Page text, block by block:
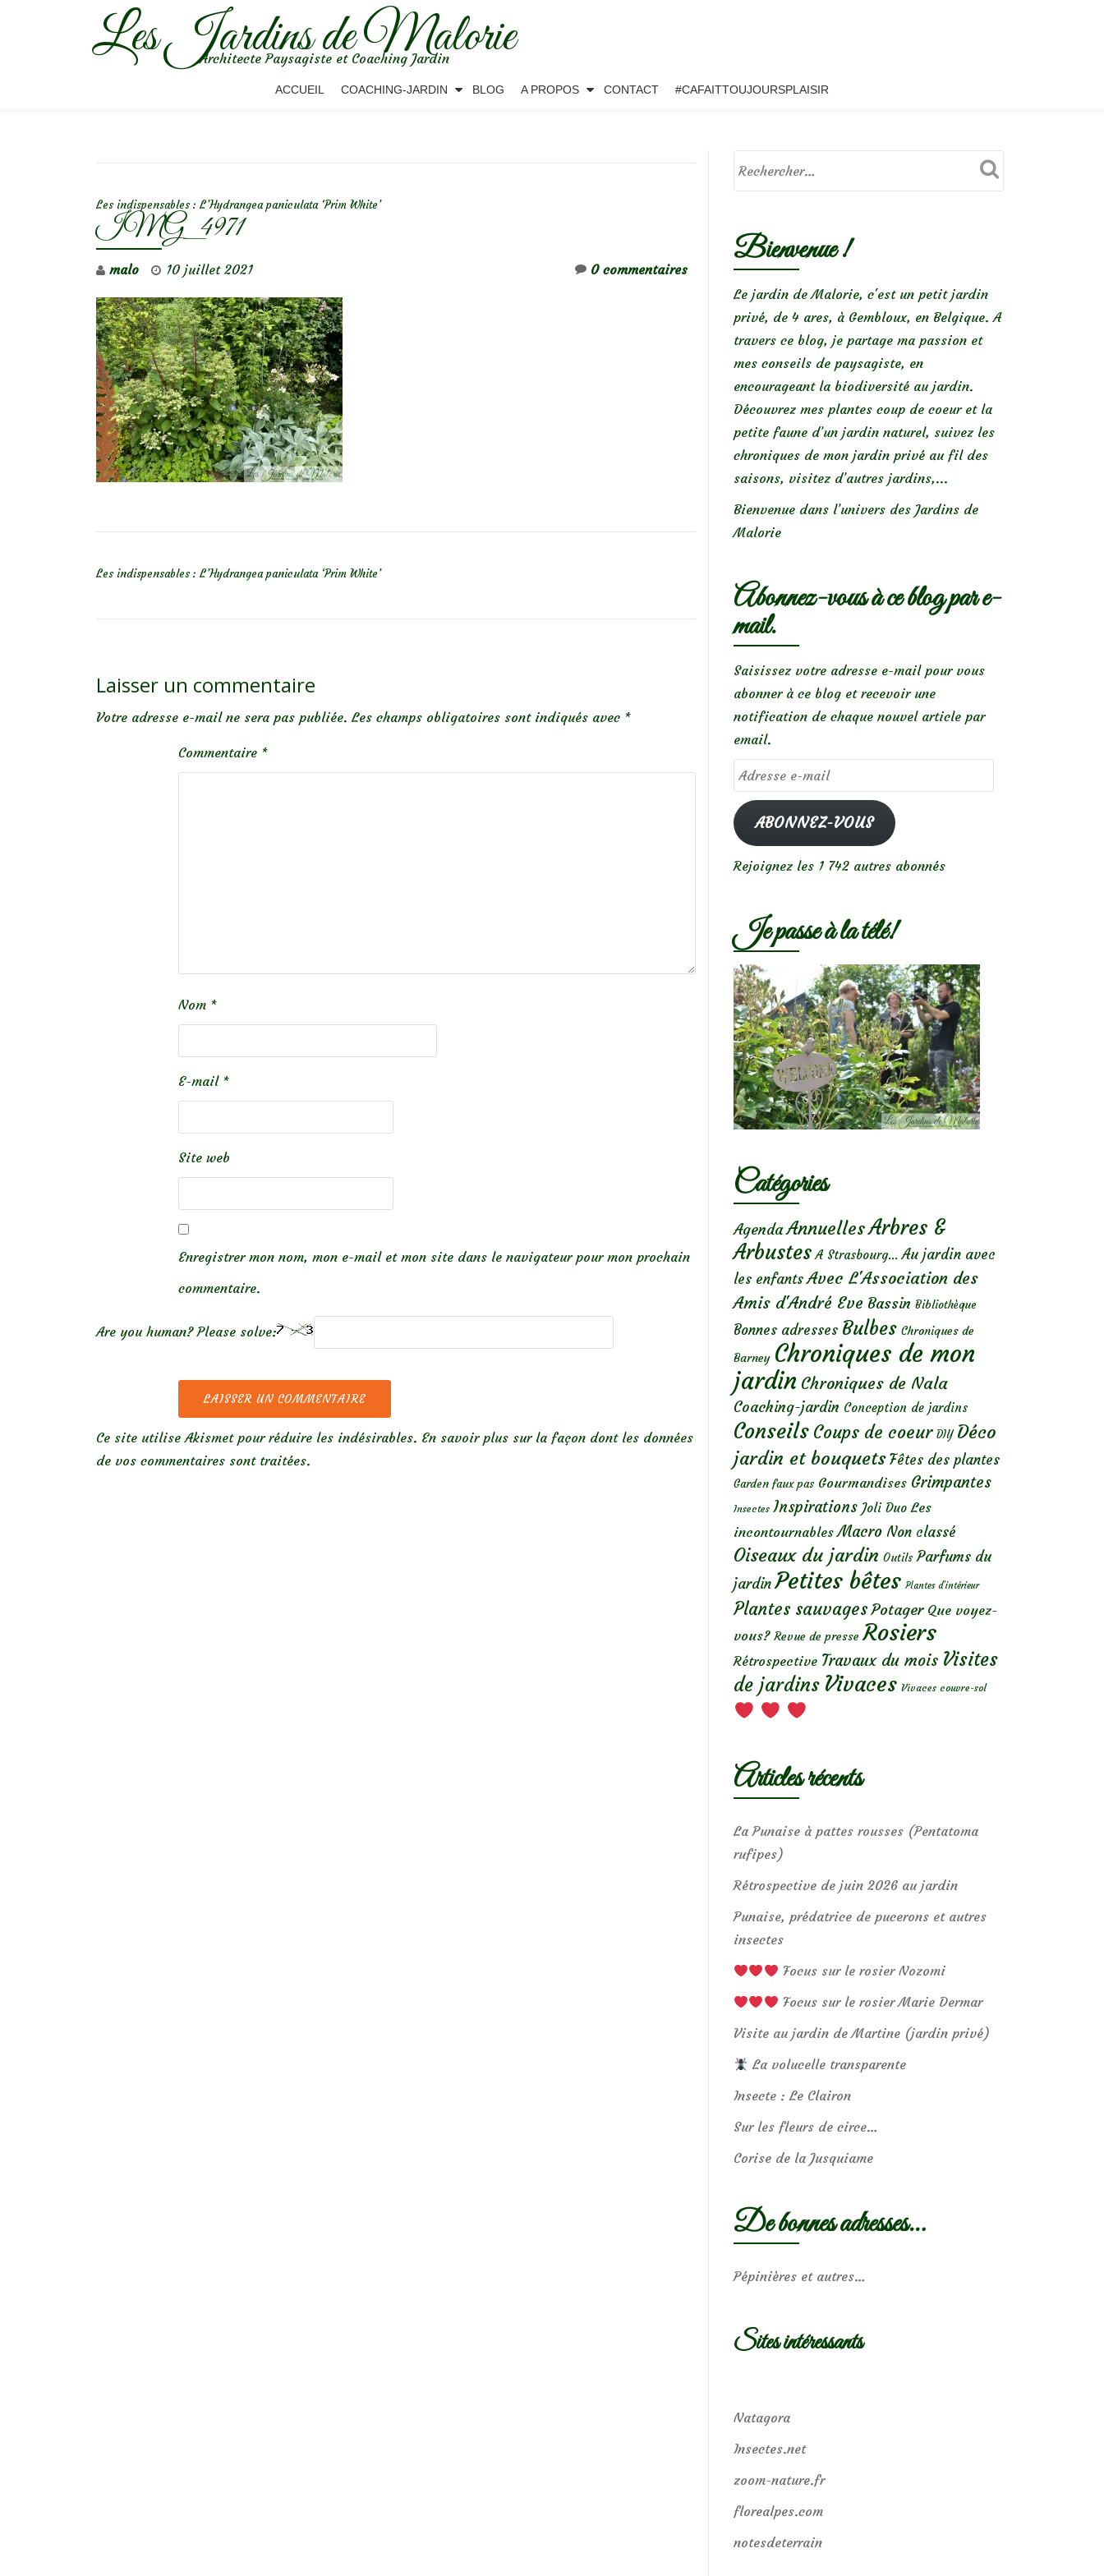
Les Jardins de Malorie
Architecte Paysagiste et Coaching Jardin
ACCUEIL COACHING-JARDIN BLOG A PROPOS CONTACT #CAFAITTOUJOURSPLAISIR
Les indispensables : L’Hydrangea paniculata ‘Prim White’
IMG_4971
malo 10 juillet 2021 0 commentaires
Les indispensables : L’Hydrangea paniculata ‘Prim White’
Laisser un commentaire
Votre adresse e-mail ne sera pas publiée. Les champs obligatoires sont indiqués avec *
Commentaire *
Nom *
E-mail *
Site web
Enregistrer mon nom, mon e-mail et mon site dans le navigateur pour mon prochain
commentaire.
Are you human? Please solve:
Ce site utilise Akismet pour réduire les indésirables. En savoir plus sur la façon dont les données
de vos commentaires sont traitées.
Bienvenue !
Le jardin de Malorie, c'est un petit jardin
privé, de 4 ares, à Gembloux, en Belgique. A
travers ce blog, je partage ma passion et
mes conseils de paysagiste, en
encourageant la biodiversité au jardin.
Découvrez mes plantes coup de coeur et la
petite faune d’un jardin naturel, suivez les
chroniques de mon jardin privé au fil des
saisons, visitez d’autres jardins,...
Bienvenue dans l’univers des Jardins de
Malorie
Abonnez-vous à ce blog par e-
mail.
Saisissez votre adresse e-mail pour vous
abonner à ce blog et recevoir une
notification de chaque nouvel article par
email.
Adresse
e-
mailABONNEZ-VOUS
Rejoignez les 1 742 autres abonnés
Je passe à la télé!
Catégories
Agenda AnnuellesArbres &
Arbustes A Strasbourg... Au jardin avec
les enfants Avec L'Association des
Amis d'André Eve Bassin Bibliothèque
Bonnes adresses Bulbes Chroniques de
Barney Chroniques de mon
jardin Chroniques de Nala
Coaching-jardin Conception de jardins
Conseils Coups de coeur DIY Déco
jardin et bouquets Fêtes des plantes
Garden faux pas Gourmandises Grimpantes
Insectes Inspirations Joli Duo Les
incontournables Macro Non classé
Oiseaux du jardin Outils Parfums du
jardin Petites bêtes Plantes d’intérieur
Plantes sauvages Potager Que voyez-
vous? Revue de presse Rosiers
Rétrospective Travaux du mois Visites
de jardins Vivaces Vivaces couvre-sol
Articles récents
La Punaise à pattes rousses (Pentatoma
rufipes)
Rétrospective de juin 2026 au jardin
Punaise, prédatrice de pucerons et autres
insectes
Focus sur le rosier Nozomi
Focus sur le rosier Marie Dermar
Visite au jardin de Martine (jardin privé)
La volucelle transparente
Insecte : Le Clairon
Sur les fleurs de circe…
Corise de la Jusquiame
De bonnes adresses…
Pépinières et autres…
Sites intéressants
Natagora
Insectes.net
zoom-nature.fr
florealpes.com
notesdeterrain